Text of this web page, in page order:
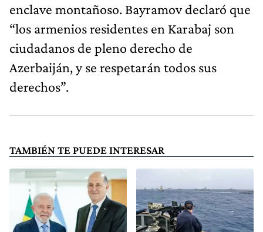
enclave montañoso. Bayramov declaró que
“los armenios residentes en Karabaj son
ciudadanos de pleno derecho de
Azerbaiján, y se respetarán todos sus
derechos”.
TAMBIÉN TE PUEDE INTERESAR